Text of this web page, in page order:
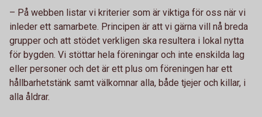
– På webben listar vi kriterier som är viktiga för oss när vi
inleder ett samarbete. Principen är att vi gärna vill nå breda
grupper och att stödet verkligen ska resultera i lokal nytta
för bygden. Vi stöttar hela föreningar och inte enskilda lag
eller personer och det är ett plus om föreningen har ett
hållbarhetstänk samt välkomnar alla, både tjejer och killar, i
alla åldrar.